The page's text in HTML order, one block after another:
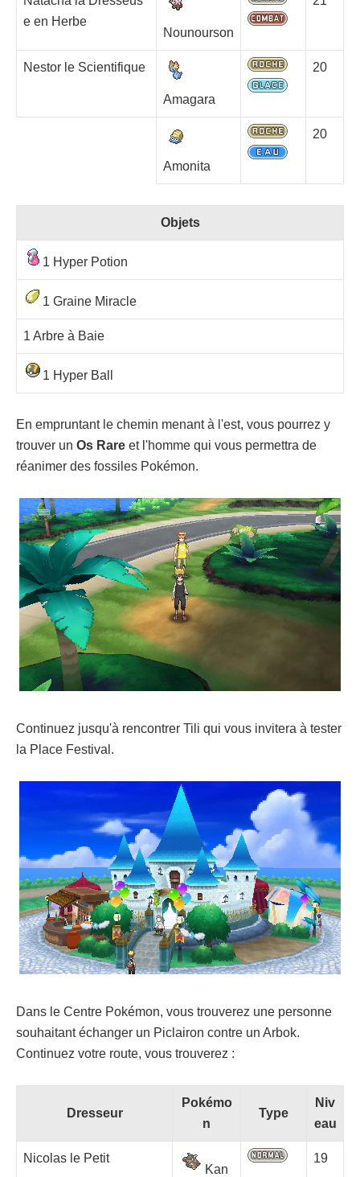
e en Herbe
Nounourson
Nestor le Scientifique
Amagara
20
Amonita
20
Objets
1 Hyper Potion
1 Graine Miracle
1 Arbre à Baie
1 Hyper Ball
En empruntant le chemin menant à l'est, vous pourrez y
trouver un Os Rare et l'homme qui vous permettra de
réanimer des fossiles Pokémon.
Continuez jusqu'à rencontrer Tili qui vous invitera à tester
la Place Festival.
Dans le Centre Pokémon, vous trouverez une personne
souhaitant échanger un Piclairon contre un Arbok.
Continuez votre route, vous trouverez :
Dresseur
Pokémo
n
Type
Niv
eau
Nicolas le Petit
Kan
19